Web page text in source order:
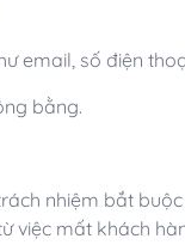
email, số điện
bằng.
nhiệm bắt
việc mất khách